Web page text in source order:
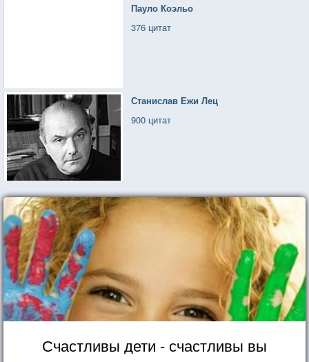
Пауло Коэльо
376 цитат
Станислав Ежи Лец
900 цитат
Счастливы дети - счастливы вы